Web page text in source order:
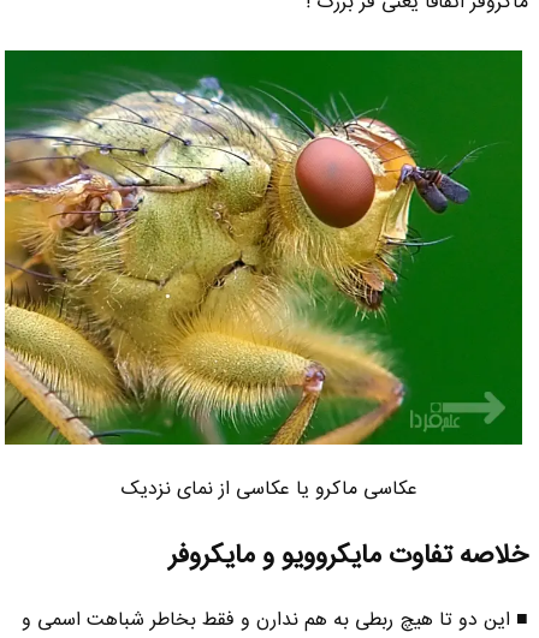
عکاسی ماکرو یا عکاسی از نمای نزدیک
خلاصه تفاوت مایکروویو و مایکروفر
■ این دو تا هیچ ربطی به هم ندارن و فقط بخاطر شباهت اسمی و